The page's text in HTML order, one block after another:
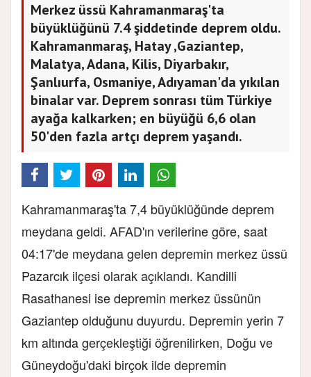
Merkez üssü Kahramanmaraş'ta
büyüklüğünü 7.4 şiddetinde deprem oldu.
Kahramanmaraş, Hatay ,Gaziantep,
Malatya, Adana, Kilis, Diyarbakır,
Şanlıurfa, Osmaniye, Adıyaman'da yıkılan
binalar var. Deprem sonrası tüm Türkiye
ayağa kalkarken; en büyüğü 6,6 olan
50'den fazla artçı deprem yaşandı.
Kahramanmaraş'ta 7,4 büyüklüğünde deprem
meydana geldi. AFAD'ın verilerine göre, saat
04:17'de meydana gelen depremin merkez üssü
Pazarcık ilçesi olarak açıklandı. Kandilli
Rasathanesi ise depremin merkez üssünün
Gaziantep olduğunu duyurdu. Depremin yerin 7
km altında gerçekleştiği öğrenilirken, Doğu ve
Güneydoğu'daki birçok ilde depremin